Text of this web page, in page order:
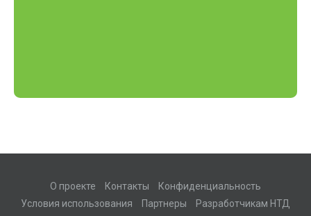
О проекте Контакты
Конфиденциальность
Условия использования
Партнеры
Разработчикам НТД